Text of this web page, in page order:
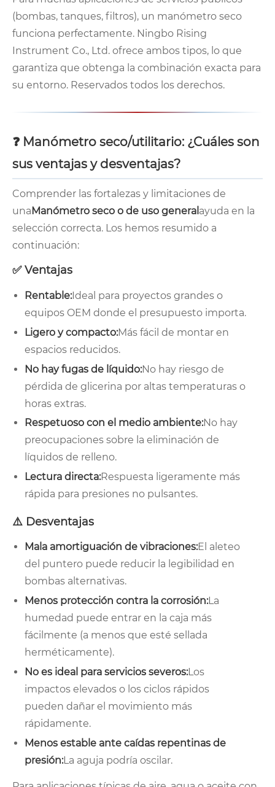
(bombas, tanques, filtros), un manómetro seco
funciona perfectamente. Ningbo Rising
Instrument Co., Ltd. ofrece ambos tipos, lo que
garantiza que obtenga la combinación exacta para
su entorno. Reservados todos los derechos.
❓ Manómetro seco/utilitario: ¿Cuáles son
sus ventajas y desventajas?
Comprender las fortalezas y limitaciones de
una Manómetro seco o de uso general ayuda en la
selección correcta. Los hemos resumido a
continuación:
✅ Ventajas
Rentable:Ideal para proyectos grandes o
equipos OEM donde el presupuesto importa.
Ligero y compacto:Más fácil de montar en
espacios reducidos.
No hay fugas de líquido:No hay riesgo de
pérdida de glicerina por altas temperaturas o
horas extras.
Respetuoso con el medio ambiente:No hay
preocupaciones sobre la eliminación de
líquidos de relleno.
Lectura directa:Respuesta ligeramente más
rápida para presiones no pulsantes.
⚠️ Desventajas
Mala amortiguación de vibraciones:El aleteo
del puntero puede reducir la legibilidad en
bombas alternativas.
Menos protección contra la corrosión:La
humedad puede entrar en la caja más
fácilmente (a menos que esté sellada
herméticamente).
No es ideal para servicios severos:Los
impactos elevados o los ciclos rápidos
pueden dañar el movimiento más
rápidamente.
Menos estable ante caídas repentinas de
presión:La aguja podría oscilar.